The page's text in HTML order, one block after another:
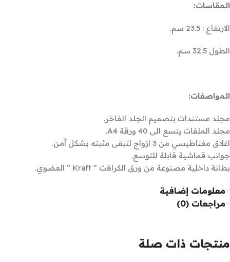
المقاسات:
الارتفاع : 23.5 سم.
الطول 32.5 سم.
المواصفات:
مجلد مستندات بتصميم الجلد الفاخر.
مجلد الملفات يتسع الى 40 ورقة A4.
اغلاق مغناطيسي من 3 ازواج لتبقى مثبته بشكل آمن.
جوانب قماشية قابلة للتوسع.
بطانة داخلية مصنوعة من ورق الكرافت ” Kraft ” العضوي.
معلومات إضافية
مراجعات (0)
منتجات ذات صلة